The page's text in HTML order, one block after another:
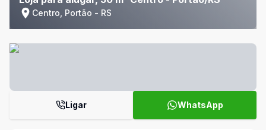
Centro, Portão - RS
Ligar WhatsApp